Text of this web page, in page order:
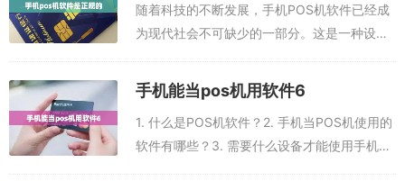
随着科技的不断发展，手机POS机软件已经成
为现代社会不可缺少的一部分。这是一种设
易，用于接受和发送电子商务交易，并为商户
提供支付处理服务。本文一文解决大家所有刷
卡...
手机能当pos机用软件6
1. 什么是POS机软件？2. 手机当POS机使用的
软件有哪些？3. 需要什么设备才能使用手机当